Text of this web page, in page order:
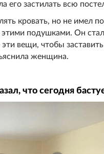
его застилать всю
кровать, но не имел
этими подушками. Он стал
вещи, чтобы
женщина.
что сегодня